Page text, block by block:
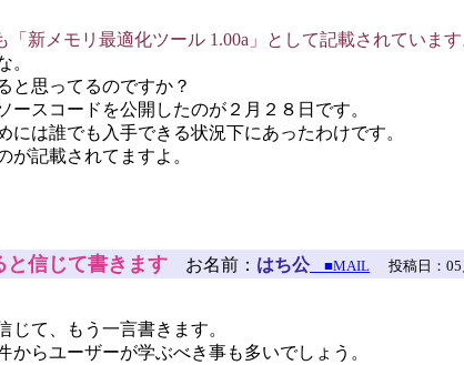
新メモリ最適化ツール 1.00a」として記載されていま
。
と思ってるのですか？
スコードを公開したのが２月２８日です。
は誰でも入手できる状況下にあったわけです。
が記載されてますよ。
と信じて書きます お名前： はち公■MAIL 投稿日：05
て、もう一言書きます。
らユーザーが学ぶべき事も多いでしょう。